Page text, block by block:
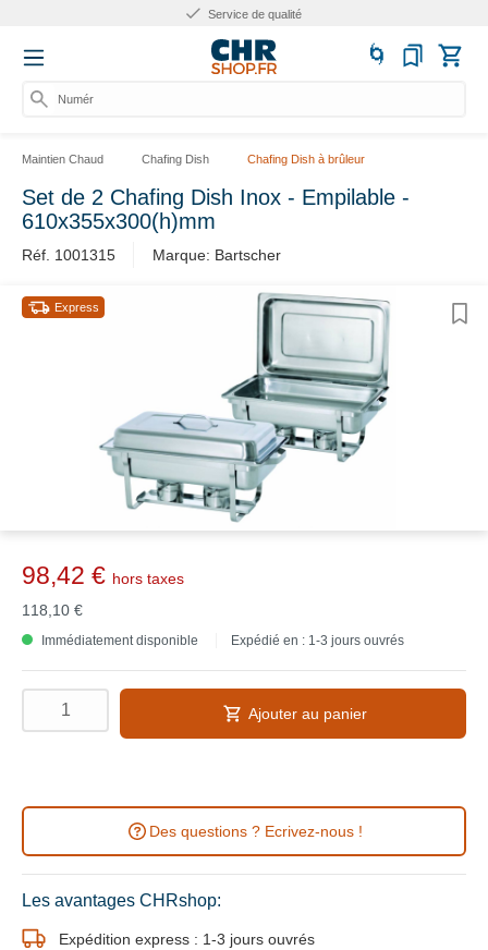
Service de qualité
Numéro d
Maintien Chaud Chafing Dish Chafing Dish à brûleur
Set de 2 Chafing Dish Inox - Empilable -
610x355x300(h)mm
Réf. 1001315 Marque: Bartscher
Express
98,42 € hors taxes
118,10 €
Immédiatement disponible Expédié en : 1-3 jours ouvrés
Ajouter au panier
Des questions ? Ecrivez-nous !
Les avantages CHRshop:
Expédition express : 1-3 jours ouvrés